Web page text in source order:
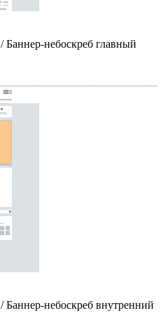
/ Баннер-небоскреб главный
/ Баннер-небоскреб внутренний